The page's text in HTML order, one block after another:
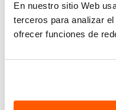
En nuestro sitio Web
terceros para analizar
ofrecer funciones de
Realizaremos una
curado en proceso
DEA 288 Ionic de